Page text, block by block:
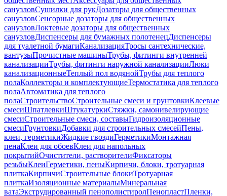
санузловСушилки для рукДозаторы для общественных
санузловСенсорные дозаторы для общественных
санузловЛоктевые дозаторы для общественных
санузловДиспенсеры для бумажных полотенецДиспенсеры
для туалетной бумагиКанализацияТросы сантехнические,
вантузыПрочистные машиныТрубы, фитинги внутренней
канализацииТрубы, фитинги наружной канализацииЛюки
канализационныеТеплый пол водянойТрубы для теплого
полаКоллекторы и комплектующиеТермостатика для теплого
полаАвтоматика для теплого
полаСтроительствоСтроительные смеси и грунтовкиКлеевые
смесиШпатлевкиШтукатуркиСтяжки, самонивелирующие
смесиСтроительные смеси, составыГидроизоляционные
смесиГрунтовкиДобавки для строительных смесейПены,
клеи, герметикиЖидкие гвоздиГерметикиМонтажная
пенаКлеи для обоевКлеи для напольных
покрытийОчистители, растворителиФиксаторы
резьбыКлеиГерметики, пеныКирпичи, блоки, тротуарная
плиткаКирпичиСтроительные блокиТротуарная
плиткаИзоляционные материалыМинеральная
ватаЭкструдированный пенополистиролПенопластПленки,